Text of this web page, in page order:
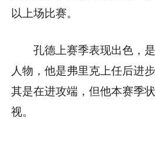
以上场比赛。
孔德上赛季表现出色，
人物，他是弗里克上任后进
其是在进攻端，但他本赛季
视。